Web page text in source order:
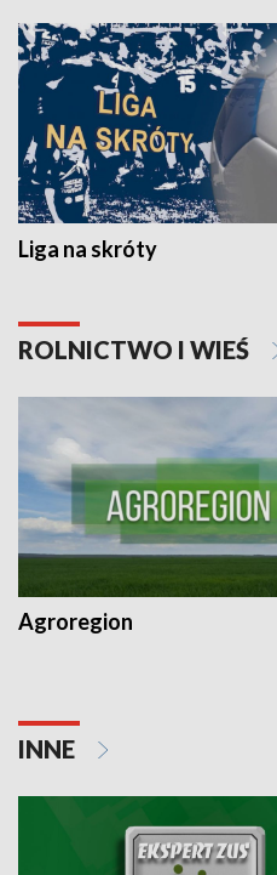
Liga na skróty
ROLNICTWO I WIEŚ
Agroregion
INNE